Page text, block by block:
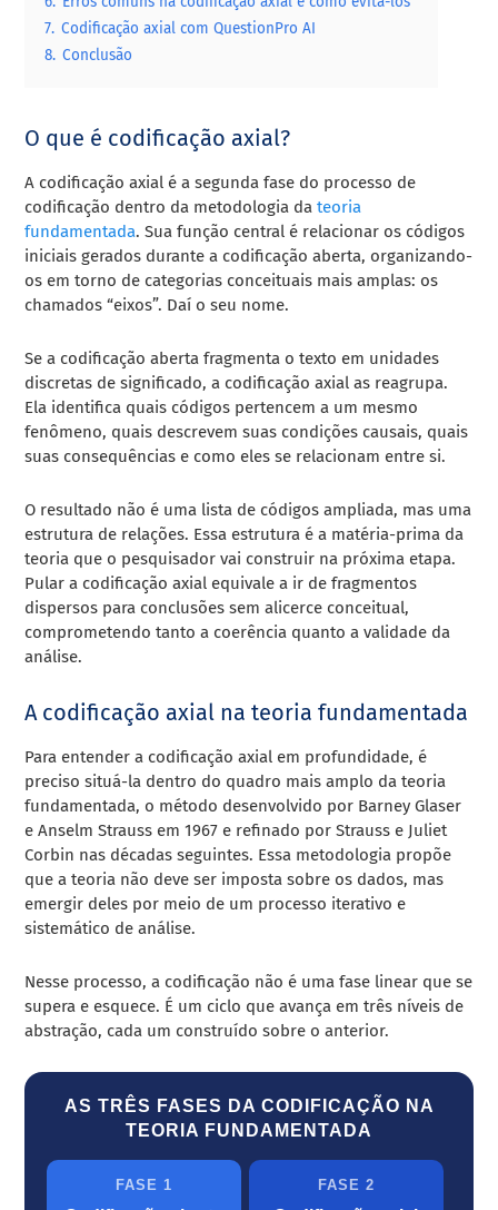
7. Codificação axial com QuestionPro AI
8. Conclusão
O que é codificação axial?
A codificação axial é a segunda fase do processo de
codificação dentro da metodologia dateoria
fundamentada. Sua função central é relacionar os códigos
iniciais gerados durante a codificação aberta, organizando-
os em torno de categorias conceituais mais amplas: os
chamados “eixos”. Daí o seu nome.
Se a codificação aberta fragmenta o texto em unidades
discretas de significado, a codificação axial as reagrupa.
Ela identifica quais códigos pertencem a um mesmo
fenômeno, quais descrevem suas condições causais, quais
suas consequências e como eles se relacionam entre si.
O resultado não é uma lista de códigos ampliada, mas uma
estrutura de relações. Essa estrutura é a matéria-prima da
teoria que o pesquisador vai construir na próxima etapa.
Pular a codificação axial equivale a ir de fragmentos
dispersos para conclusões sem alicerce conceitual,
comprometendo tanto a coerência quanto a validade da
análise.
A codificação axial na teoria fundamentada
Para entender a codificação axial em profundidade, é
preciso situá-la dentro do quadro mais amplo da teoria
fundamentada, o método desenvolvido por Barney Glaser
e Anselm Strauss em 1967 e refinado por Strauss e Juliet
Corbin nas décadas seguintes. Essa metodologia propõe
que a teoria não deve ser imposta sobre os dados, mas
emergir deles por meio de um processo iterativo e
sistemático de análise.
Nesse processo, a codificação não é uma fase linear que se
supera e esquece. É um ciclo que avança em três níveis de
abstração, cada um construído sobre o anterior.
AS TRÊS FASES DA CODIFICAÇÃO NA
TEORIA FUNDAMENTADA
FASE 1 FASE 2